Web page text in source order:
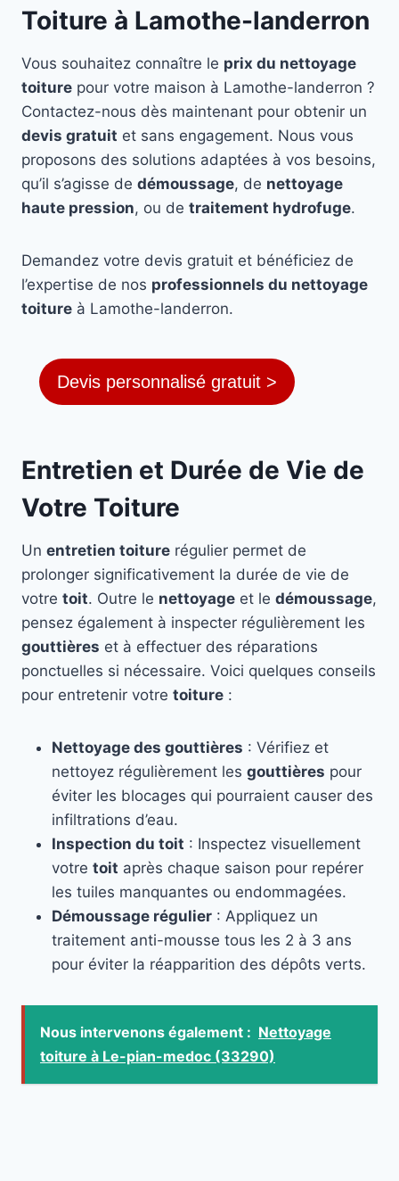
Toiture à Lamothe-landerron
Vous souhaitez connaître le prix du nettoyage
toiture pour votre maison à Lamothe-landerron ?
Contactez-nous dès maintenant pour obtenir un
devis gratuit et sans engagement. Nous vous
proposons des solutions adaptées à vos besoins,
qu’il s’agisse de démoussage, de nettoyage
haute pression, ou de traitement hydrofuge.
Demandez votre devis gratuit et bénéficiez de
l’expertise de nos professionnels du nettoyage
toiture à Lamothe-landerron.
Devis personnalisé gratuit >
Entretien et Durée de Vie de
Votre Toiture
Un entretien toiture régulier permet de
prolonger significativement la durée de vie de
votre toit. Outre le nettoyage et le démoussage,
pensez également à inspecter régulièrement les
gouttières et à effectuer des réparations
ponctuelles si nécessaire. Voici quelques conseils
pour entretenir votre toiture :
Nettoyage des gouttières : Vérifiez et
nettoyez régulièrement les gouttières pour
éviter les blocages qui pourraient causer des
infiltrations d’eau.
Inspection du toit : Inspectez visuellement
votre toit après chaque saison pour repérer
les tuiles manquantes ou endommagées.
Démoussage régulier : Appliquez un
traitement anti-mousse tous les 2 à 3 ans
pour éviter la réapparition des dépôts verts.
Nous intervenons également : Nettoyage
toiture à Le-pian-medoc (33290)